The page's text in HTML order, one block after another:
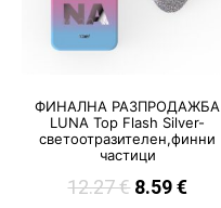
ФИНАЛНА РАЗПРОДАЖБА
LUNA Top Flash Silver-
светоотразителен,финни
частици
12.27€ 8.59€